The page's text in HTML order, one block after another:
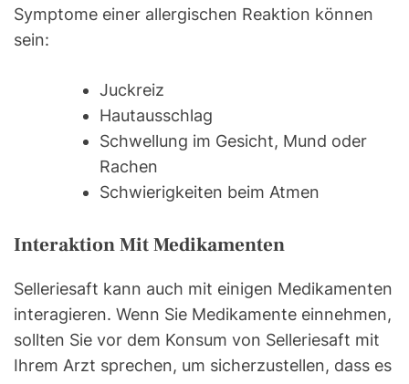
Symptome einer allergischen Reaktion können
sein:
Juckreiz
Hautausschlag
Schwellung im Gesicht, Mund oder
Rachen
Schwierigkeiten beim Atmen
Interaktion Mit Medikamenten
Selleriesaft kann auch mit einigen Medikamenten
interagieren. Wenn Sie Medikamente einnehmen,
sollten Sie vor dem Konsum von Selleriesaft mit
Ihrem Arzt sprechen, um sicherzustellen, dass es